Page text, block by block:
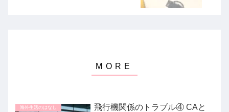
海外生活のはなし
飛行機関係のトラブル④ CAと